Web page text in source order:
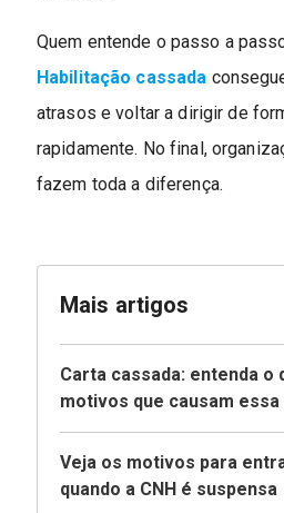
Quem entende o passo a
Habilitação cassada
atrasos e voltar a dirigir de
rapidamente. No final,
fazem toda a diferença.
Mais artigos
Carta cassada: entenda o
motivos que causam
Veja os motivos para
quando a CNH é suspensa